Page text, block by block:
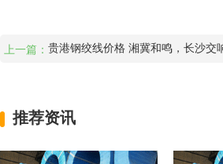
上一篇： 贵港钢绞线价格 湘冀和鸣，长沙交
推荐资讯